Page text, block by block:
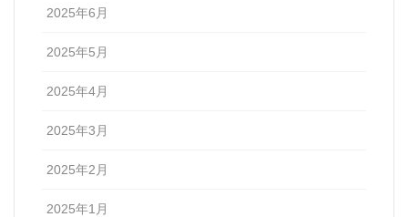
2025年6月
2025年5月
2025年4月
2025年3月
2025年2月
2025年1月